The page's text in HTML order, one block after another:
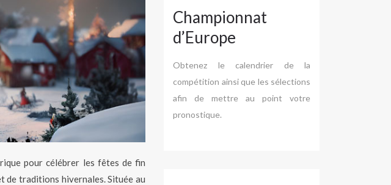
pour célébrer les fêtes de fin
de traditions hivernales. Située au
Championnat
d’Europe
Obtenez le calendrier de la
compétition ainsi que les sélections
afin de mettre au point votre
pronostique.